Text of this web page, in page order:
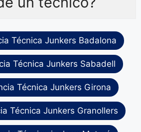
Técnica Junkers Badalona
Técnica Junkers Sabadell
Técnica Junkers Girona
Técnica Junkers Granollers